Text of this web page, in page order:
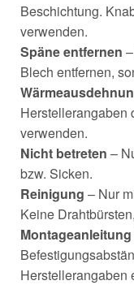
Beschichtung.
verwenden.
Späne entfernen
Blech entfernen,
Herstellerangaben
verwenden.
Nicht betreten –
bzw. Sicken.
Reinigung – Nur
Keine
Herstellerangaben